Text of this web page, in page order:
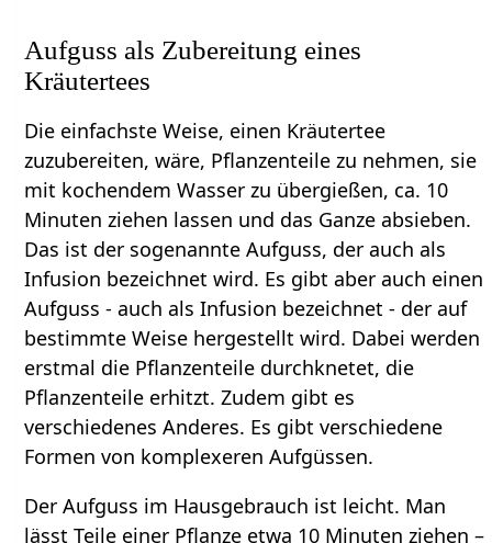
Aufguss als Zubereitung eines
Kräutertees
Die einfachste Weise, einen Kräutertee
zuzubereiten, wäre, Pflanzenteile zu nehmen, sie
mit kochendem Wasser zu übergießen, ca. 10
Minuten ziehen lassen und das Ganze absieben.
Das ist der sogenannte Aufguss, der auch als
Infusion bezeichnet wird. Es gibt aber auch einen
Aufguss - auch als Infusion bezeichnet - der auf
bestimmte Weise hergestellt wird. Dabei werden
erstmal die Pflanzenteile durchknetet, die
Pflanzenteile erhitzt. Zudem gibt es
verschiedenes Anderes. Es gibt verschiedene
Formen von komplexeren Aufgüssen.
Der Aufguss im Hausgebrauch ist leicht. Man
lässt Teile einer Pflanze etwa 10 Minuten ziehen –